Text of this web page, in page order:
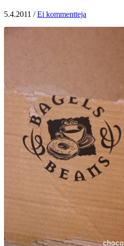
5.4.2011 / Ei kommentteja